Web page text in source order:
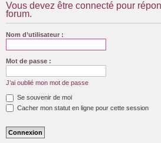
Vous devez être connecté pour
forum.
Nom d’utilisateur :
Mot de passe :
J’ai oublié mon mot de passe
Se souvenir de moi
Cacher mon statut en ligne pour cette session